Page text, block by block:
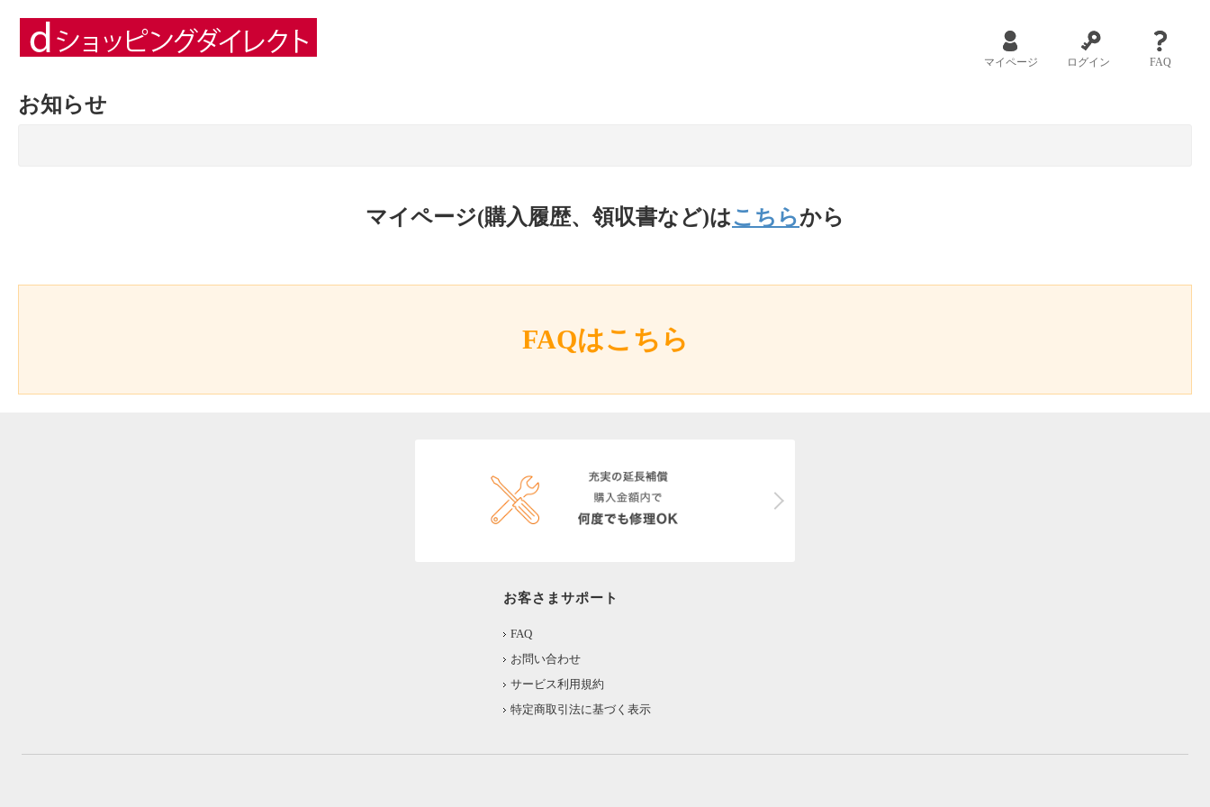
マイページ ログイン FAQ
お知らせ
マイページ(購入履歴、領収書など)はこちらから
FAQはこちら
お客さまサポート
FAQ
お問い合わせ
サービス利用規約
特定商取引法に基づく表示